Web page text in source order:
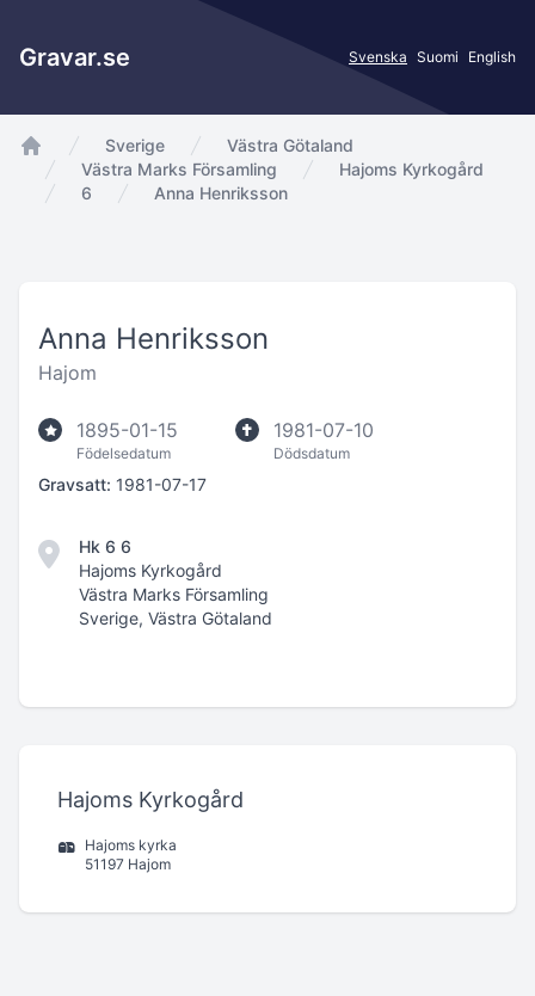
Gravar.se Svenska Suomi English
app.Start
Sverige
Västra Götaland
Västra Marks Församling
Hajoms Kyrkogård
6
Anna Henriksson
Anna Henriksson
Hajom
1895-01-15
Födelsedatum
1981-07-10
Dödsdatum
Gravsatt: 1981-07-17
Hk 6 6
Hajoms Kyrkogård
Västra Marks Församling
Sverige, Västra Götaland
Hajoms Kyrkogård
Hajoms kyrka
51197 Hajom